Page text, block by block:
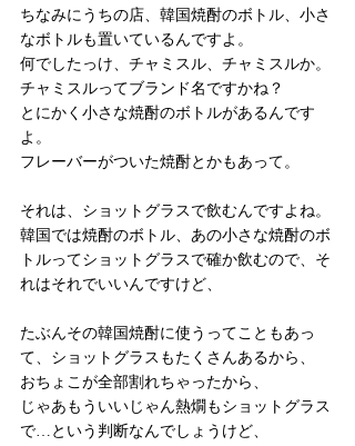
ちなみにうちの店、韓国焼酎のボトル、小さ
なボトルも置いているんですよ。
何でしたっけ、チャミスル、チャミスルか。
チャミスルってブランド名ですかね？
とにかく小さな焼酎のボトルがあるんです
よ。
フレーバーがついた焼酎とかもあって。
それは、ショットグラスで飲むんですよね。
韓国では焼酎のボトル、あの小さな焼酎のボ
トルってショットグラスで確か飲むので、そ
れはそれでいいんですけど、
たぶんその韓国焼酎に使うってこともあっ
て、ショットグラスもたくさんあるから、
おちょこが全部割れちゃったから、
じゃあもういいじゃん熱燗もショットグラス
で…という判断なんでしょうけど、